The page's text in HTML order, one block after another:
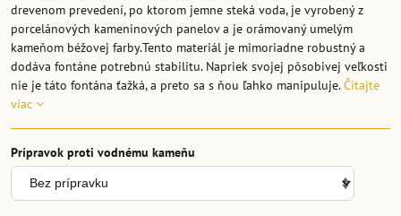
drevenom prevedení, po ktorom jemne steká voda, je vyrobený z
porcelánových kameninových panelov a je orámovaný umelým
kameňom béžovej farby.Tento materiál je mimoriadne robustný a
dodáva fontáne potrebnú stabilitu. Napriek svojej pôsobivej veľkosti
nie je táto fontána ťažká, a preto sa s ňou ľahko manipuluje.Čítajte
viac
Prípravok proti vodnému kameňu